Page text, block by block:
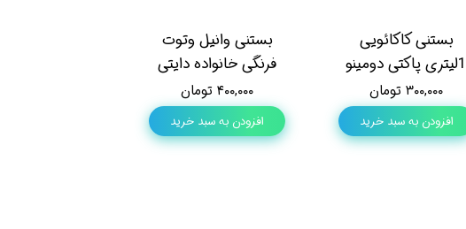
بستنی کاکائویی
1لیتری پاکتی دومینو
۳۰۰,۰۰۰ تومان
افزودن به سبد خرید
بستنی وانیل وتوت
فرنگی خانواده دایتی
۴۰۰,۰۰۰ تومان
افزودن به سبد خرید